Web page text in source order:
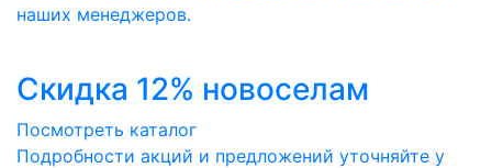
наших менеджеров.
Скидка 12% новоселам
Посмотреть каталог
Подробности акций и предложений уточняйте у